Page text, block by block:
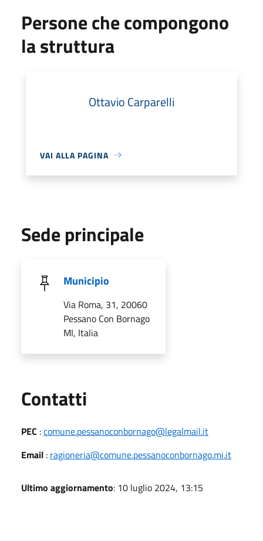
Persone che compongono
la struttura
Ottavio Carparelli
VAI ALLA PAGINA
Sede principale
Municipio
Via Roma, 31, 20060
Pessano Con Bornago
MI, Italia
Contatti
PEC :comune.pessanoconbornago@legalmail.it
Email : ragioneria@comune.pessanoconbornago.mi.it
Ultimo aggiornamento: 10 luglio 2024, 13:15